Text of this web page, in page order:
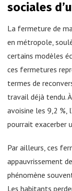
sociales
La fermeture de
en métropole,
certains modèles
ces fermetures
termes de
travail déjà tendu.
avoisine les 9,2 %,
pourrait exacerber
Par ailleurs, ces
appauvrissement
phénomène
Les habitants